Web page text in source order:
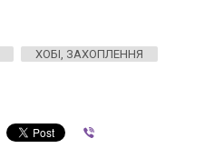
ХОБІ, ЗАХОПЛЕННЯ